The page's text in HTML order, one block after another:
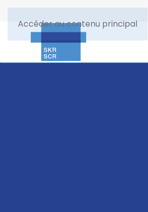
Accéder au contenu principal